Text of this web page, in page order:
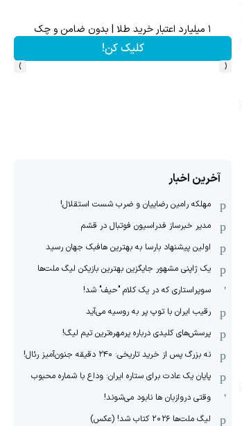
۱ میلیارد اعتبار خرید طلا | بدون ضامن و چک
کلیک کن!
‹
›
آخرین اخبار
مهلکه رامین رضاییان و ضرب شست استقلال!
مدیر خبرساز فدراسیون فوتبال در قشم
اولین پیشنهاد بارسا به بهترین هافبک جهان رسید
یک ژاپنی مشهور جایگزین بهترین بازیکن لیگ ملت‌ها
سوپراستاری که در یک کلام "حیف" شد!
رقیب ایران با توپ پر به روسیه می‌آید
پرسش‌های کلیدی درباره پرمهره‌ترین تیم لیگ!
نه بزرگ پس از خرید تاریخی: ۲۴۰ دقیقه جنون‌آمیز رئال!
پایان یک عادت برای ستاره ایران: وداع با شماره محبوب
وقتی دروازبان ها نابود می‌شوند!
لیگ ملت‌ها ٢٠٢۶ کتاب شد! (عکس)